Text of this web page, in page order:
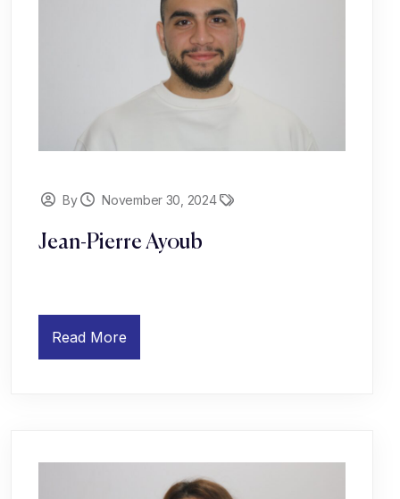
By November 30, 2024
Jean-Pierre Ayoub
Read More